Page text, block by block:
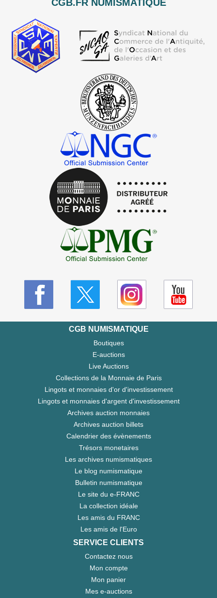
CGB.FR NUMISMATIQUE
CGB NUMISMATIQUE
Boutiques
E-auctions
Live Auctions
Collections de la Monnaie de Paris
Lingots et monnaies d'or d'investissement
Lingots et monnaies d'argent d'investissement
Archives auction monnaies
Archives auction billets
Calendrier des évènements
Trésors monetaires
Les archives numismatiques
Le blog numismatique
Bulletin numismatique
Le site du e-FRANC
La collection idéale
Les amis du FRANC
Les amis de l'Euro
SERVICE CLIENTS
Contactez nous
Mon compte
Mon panier
Mes e-auctions